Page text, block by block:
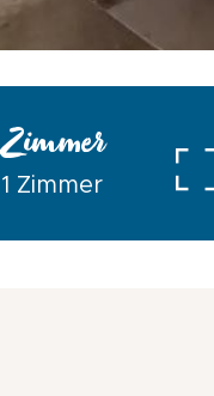
Zimmer
1 Zimmer